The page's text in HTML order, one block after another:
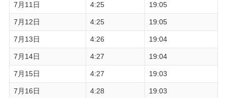
7月11日 4:25 19:05
7月12日 4:25 19:05
7月13日 4:26 19:04
7月14日 4:27 19:04
7月15日 4:27 19:03
7月16日 4:28 19:03